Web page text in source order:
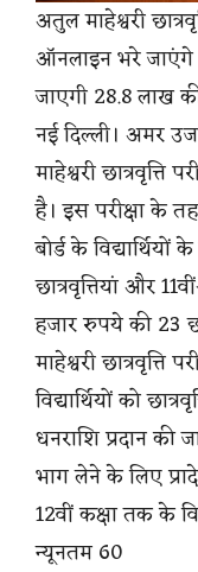
अतुल माहेश्वरी
ऑनलाइन भरे जाएंगे
जाएगी 28.8 लाख की
नई दिल्ली। अमर
माहेश्वरी छात्रवृत्ति
है। इस परीक्षा के
बोर्ड के
छात्रवृत्तियां और
हजार रुपये की 23
माहेश्वरी
विद्यार्थियों को
धनराशि प्रदान की
भाग लेने के लिए
12वीं कक्षा तक के
न्यूनतम 60